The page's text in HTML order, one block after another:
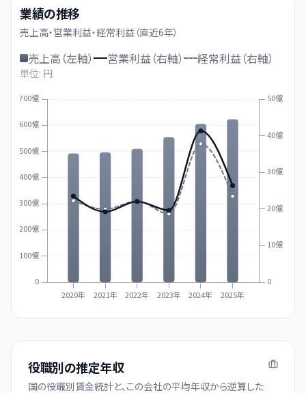
業績の推移
売上高・営業利益・経常利益（直近6年）
売上高（左軸） 営業利益（右軸） 経常利益（右軸）
単位: 円
0
100億
200億
300億
400億
500億
600億
700億
0
10億
20億
30億
40億
50億
2020年 2021年 2022年 2023年 2024年 2025年
役職別の推定年収
国の役職別賃金統計と、この会社の平均年収から逆算した